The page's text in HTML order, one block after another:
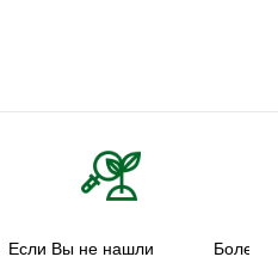
Если Вы не нашли
Более